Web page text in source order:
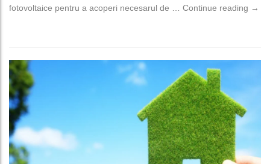
fotovoltaice pentru a acoperi necesarul de … Continue reading →